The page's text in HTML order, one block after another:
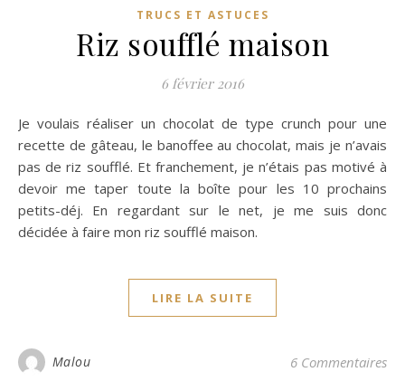
TRUCS ET ASTUCES
Riz soufflé maison
6 février 2016
Je voulais réaliser un chocolat de type crunch pour une
recette de gâteau, le banoffee au chocolat, mais je n’avais
pas de riz soufflé. Et franchement, je n’étais pas motivé à
devoir me taper toute la boîte pour les 10 prochains
petits-déj. En regardant sur le net, je me suis donc
décidée à faire mon riz soufflé maison.
LIRE LA SUITE
Malou 6 Commentaires